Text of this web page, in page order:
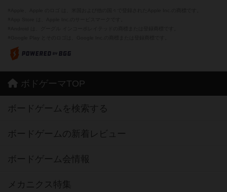
ボドゲーマTOP
ボードゲームを検索する
ボードゲームの新着レビュー
ボードゲーム会情報
メカニクス特集